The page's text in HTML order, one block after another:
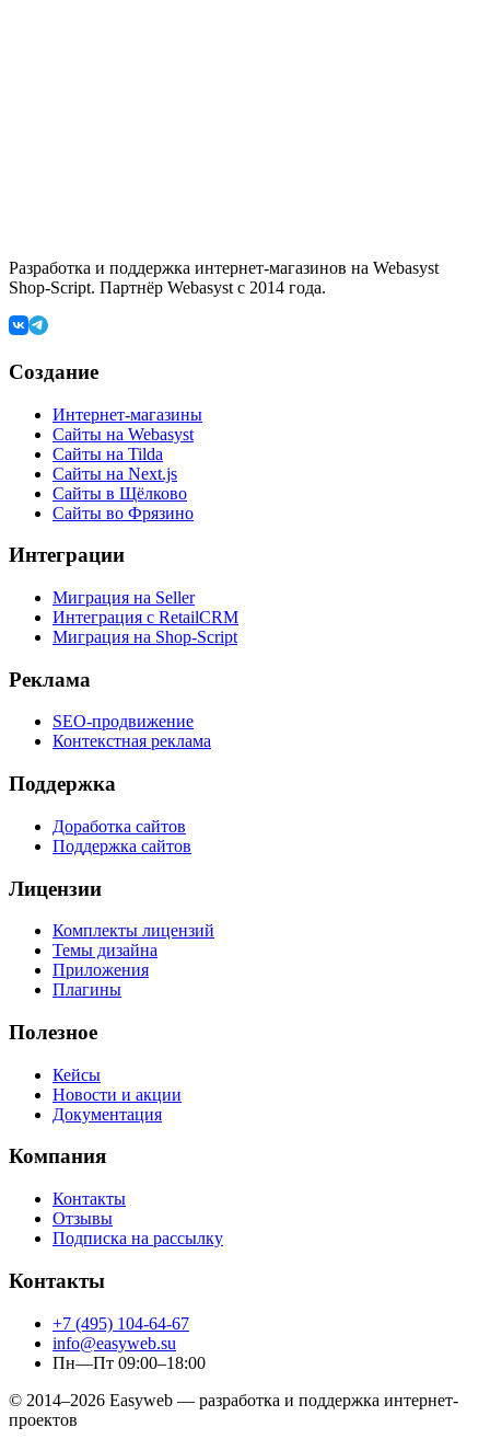
Разработка и поддержка интернет-магазинов на Webasyst
Shop-Script. Партнёр Webasyst с 2014 года.
Создание
Интернет-магазины
Сайты на Webasyst
Сайты на Tilda
Сайты на Next.js
Сайты в Щёлково
Сайты во Фрязино
Интеграции
Миграция на Seller
Интеграция с RetailCRM
Миграция на Shop-Script
Реклама
SEO-продвижение
Контекстная реклама
Поддержка
Доработка сайтов
Поддержка сайтов
Лицензии
Комплекты лицензий
Темы дизайна
Приложения
Плагины
Полезное
Кейсы
Новости и акции
Документация
Компания
Контакты
Отзывы
Подписка на рассылку
Контакты
+7 (495) 104-64-67
info@easyweb.su
Пн—Пт 09:00–18:00
© 2014–2026 Easyweb — разработка и поддержка интернет-
проектов